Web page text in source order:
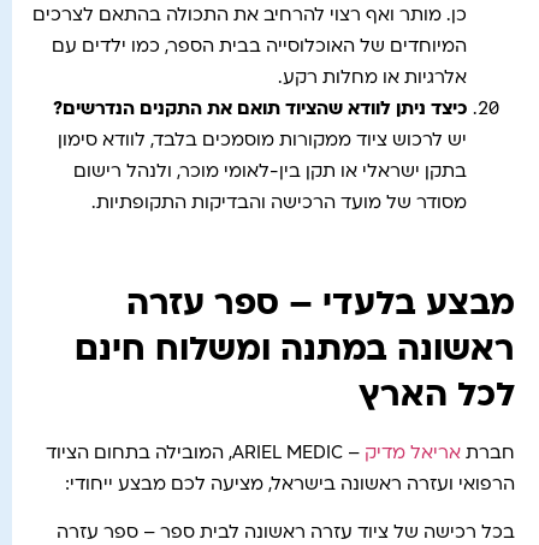
כן. מותר ואף רצוי להרחיב את התכולה בהתאם לצרכים
המיוחדים של האוכלוסייה בבית הספר, כמו ילדים עם
אלרגיות או מחלות רקע.
כיצד ניתן לוודא שהציוד תואם את התקנים הנדרשים?
יש לרכוש ציוד ממקורות מוסמכים בלבד, לוודא סימון
בתקן ישראלי או תקן בין-לאומי מוכר, ולנהל רישום
מסודר של מועד הרכישה והבדיקות התקופתיות.
מבצע בלעדי – ספר עזרה
ראשונה במתנה ומשלוח חינם
לכל הארץ
חברת אריאל מדיק
– ARIEL MEDIC, המובילה בתחום הציוד
הרפואי ועזרה ראשונה בישראל, מציעה לכם מבצע ייחודי:
בכל רכישה של ציוד עזרה ראשונה לבית ספר – ספר עזרה